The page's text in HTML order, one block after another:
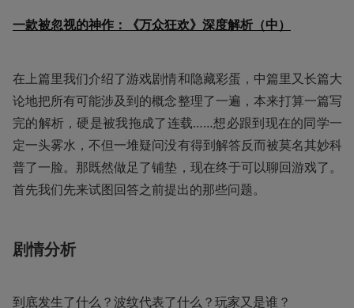
一款被忽视的神作：《万众狂欢》深度解析（中）
在上篇里我们介绍了游戏剧情和隐藏彩蛋，中篇里又长篇大
论地把所有可能涉及到的概念整理了一遍，本来打算一篇写
完的解析，硬是被我拖成了连载……想必跟到现在的同学一
定一头雾水，不但一堆疑问没有得到解答反而被莫名其妙科
普了一脸。那既然做足了铺垫，现在终于可以聊回游戏了。
首先我们先来试图回答之前提出的那些问题。
剧情分析
到底发生了什么？波纹代表了什么？玩家又是谁？